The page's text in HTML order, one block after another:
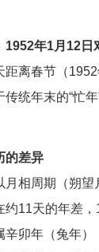
1952年1月12日
距离春节（
统年末的“忙
的差异
月相周期（朔望
约11天的年差
辛卯年（兔年）